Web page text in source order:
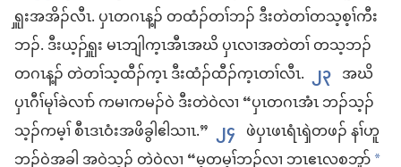
ၡူး​အ​အိၣ်​လီၤ. ပှၤ​တ​ဂၤ​န့ၣ်​ တ​ထံၣ်​တၢ်​ဘၣ်​ ဒီး​တဲ​တၢ်​တ​သ့​စ့ၢ်​ကီး​
ဘၣ်. ဒီး​ယ့ၣ်​ၡူး မၤ​ဘျါ​က့ၤ​အီၤ​အ​ဃိ ပှၤ​လၢ​အ​တဲ​တၢ် တ​သ့​ဘၣ်​
တဂၤ​န့ၣ်​ တဲ​တၢ်​သ့​ထီၣ်​က့ၤ ဒီး​ထံၣ်​ထီၣ်​က့ၤ​တၢ်​လီၤ. ၂၃ အ​ဃိ
ပှၤ​ဂီၢ်​မုၢ်​ခဲ​လၢာ် က​မၢ​က​မၣ်​ဝဲ ဒီး​တဲ​ဝဲ​လၢ “ပှၤ​တဂၤ​အံၤ ​ဘၣ်​သ့ၣ်​
သ့ၣ်​က​မ့ၢ် စီၤ​ဒၤဝံး​အ​ဖိခွါ​ဧါ​သၢၤ.” ၂၄ ဖဲ​ပှၤ​ဖၤရံၤၡဲ​တဖၣ်​ နၢ်ဟူ​
*